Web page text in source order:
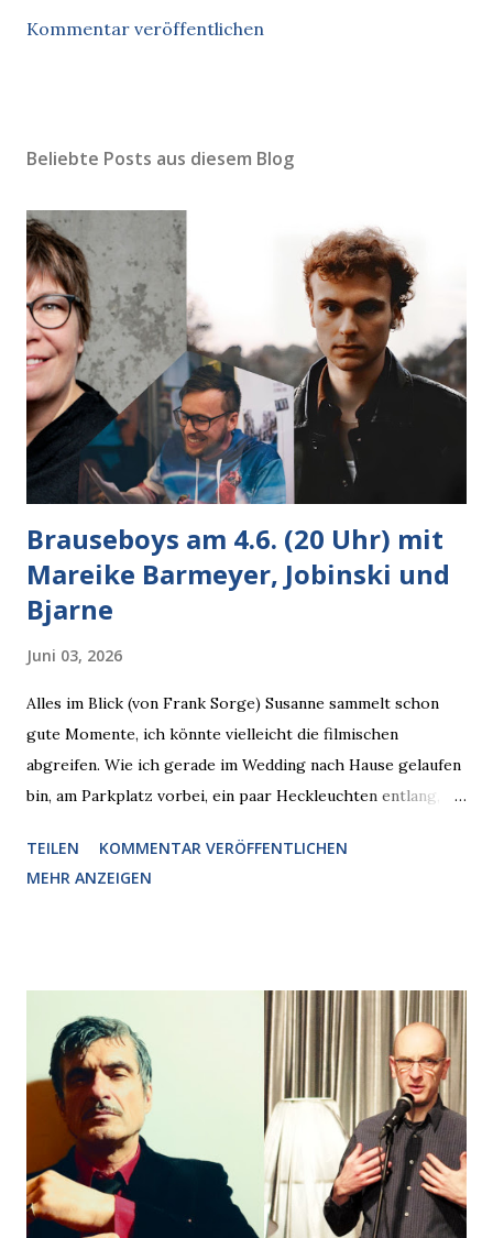
Kommentar veröffentlichen
Beliebte Posts aus diesem Blog
Brauseboys am 4.6. (20 Uhr) mit
Mareike Barmeyer, Jobinski und
Bjarne
Juni 03, 2026
Alles im Blick (von Frank Sorge) Susanne sammelt schon
gute Momente, ich könnte vielleicht die filmischen
abgreifen. Wie ich gerade im Wedding nach Hause gelaufen
bin, am Parkplatz vorbei, ein paar Heckleuchten entlang, als
den Blick kam, mit verlockend frisch leuchtenden
Pizzastücken. Von links pirschte sich eine Krähe an das
Krähe und ihn an, er die Krähe und mich, wir lächelten
gleichzeitig amüsiert. “Vorsicht!”, sagte ich zu ihm, “im
Wedding muss man immer aufpassen!” “Mach ich!”,
bestätigte der freundliche Nachbar, "Hab alles im Blick!”
Wir fixierten die ertappte Krähe, die sich zurückzog.
Heute ging sie leer aus, Abspann, Ende. Die Brauseboys am
Donnerstag, 4.6. (20 Uhr) Mit Mareike Barmeyer , Jobinski
und Bjarne Haus der Sinne (Ystader St...
TEILEN
KOMMENTAR VERÖFFENTLICHEN
MEHR ANZEIGEN